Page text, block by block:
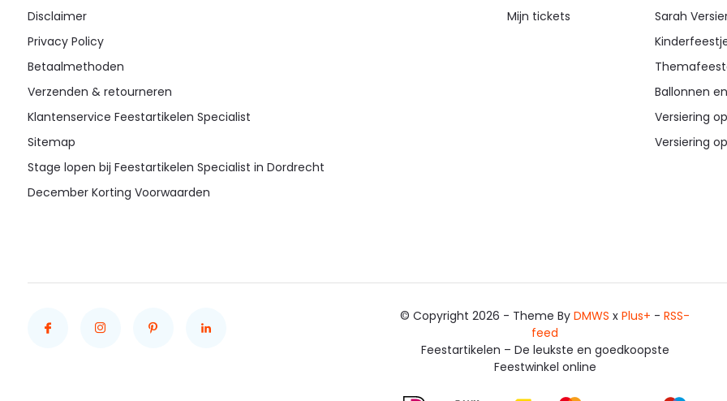
Disclaimer
Privacy Policy
Betaalmethoden
Verzenden & retourneren
Klantenservice Feestartikelen Specialist
Sitemap
Stage lopen bij Feestartikelen Specialist in Dordrecht
December Korting Voorwaarden
Mijn tickets
Sarah
Ballonnen
Versiering
Versiering
© Copyright 2026 - Theme ByDMWS xPlus+ -RSS-
feed
Feestartikelen – De leukste en goedkoopste
Feestwinkel online